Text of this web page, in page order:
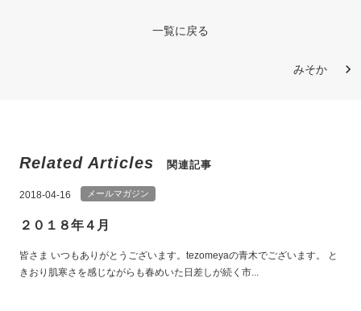
一覧に戻る
みそか
Related Articles 関連記事
2018-04-16 メールマガジン
２０１８年４月
皆さま いつもありがとうございます。tezomeyaの青木でございます。 と
きおり肌寒さを感じながらも春めいた日差しが続く市...